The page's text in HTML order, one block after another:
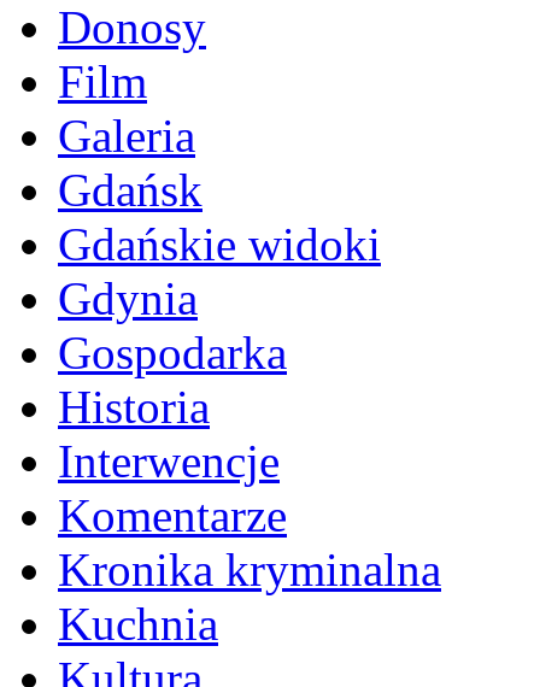
Donosy
Film
Galeria
Gdańsk
Gdańskie widoki
Gdynia
Gospodarka
Historia
Interwencje
Komentarze
Kronika kryminalna
Kuchnia